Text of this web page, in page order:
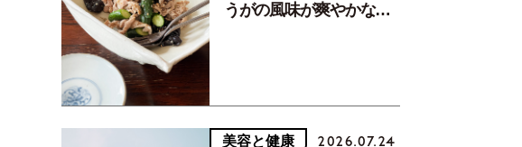
うがの風味が爽やかな、
美容と健康 2026.07.24